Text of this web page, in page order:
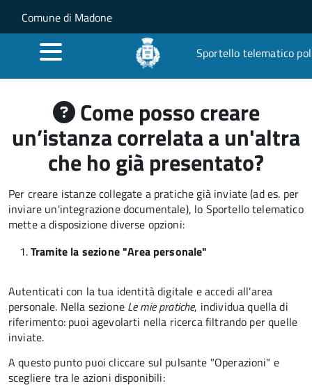
Salta al contenuto principale
Skip to site navigation
Comune di Madone
Sportello telematico
Come posso creare
un’istanza correlata a un'altra
che ho già presentato?
Per creare istanze collegate a pratiche già inviate (ad es. per
inviare un'integrazione documentale), lo Sportello telematico
mette a disposizione diverse opzioni:
Tramite la sezione "Area personale"
Autenticati con la tua identità digitale e accedi all'area
personale. Nella sezione Le mie pratiche, individua quella di
riferimento: puoi agevolarti nella ricerca filtrando per quelle
inviate.
A questo punto puoi cliccare sul pulsante "Operazioni" e
scegliere tra le azioni disponibili: